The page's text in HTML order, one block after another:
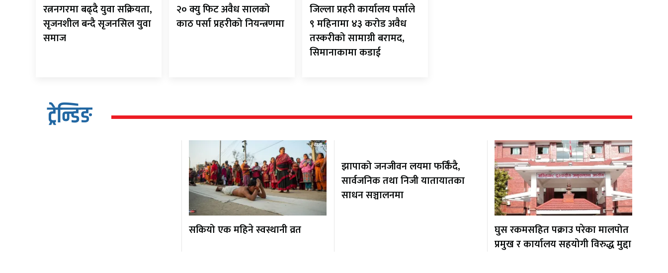
रत्ननगरमा बढ्दै युवा सक्रियता,
सृजनशील बन्दै सृजनसिल युवा
समाज
२० क्यु फिट अवैध सालको
काठ पर्सा प्रहरीको नियन्त्रणमा
जिल्ला प्रहरी कार्यालय पर्साले
९ महिनामा ४३ करोड अवैध
तस्करीको सामाग्री बरामद,
सिमानाकामा कडाई
ट्रेन्डिङ
सकियो एक महिने स्वस्थानी व्रत
झापाको जनजीवन लयमा फर्किँदै,
सार्वजनिक तथा निजी यातायातका
साधन सञ्चालनमा
घुस रकमसहित पक्राउ परेका मालपोत
प्रमुख र कार्यालय सहयोगी विरुद्ध मुद्दा